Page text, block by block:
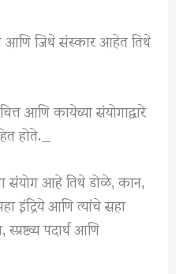
जिथे संस्कार आहेत तिथे
आणि कायेच्या संयोगाद्वारे
होते._
संयोग आहे तिथे डोळे, कान,
इंद्रिये आणि त्यांचे सहा
पदार्थ आणि